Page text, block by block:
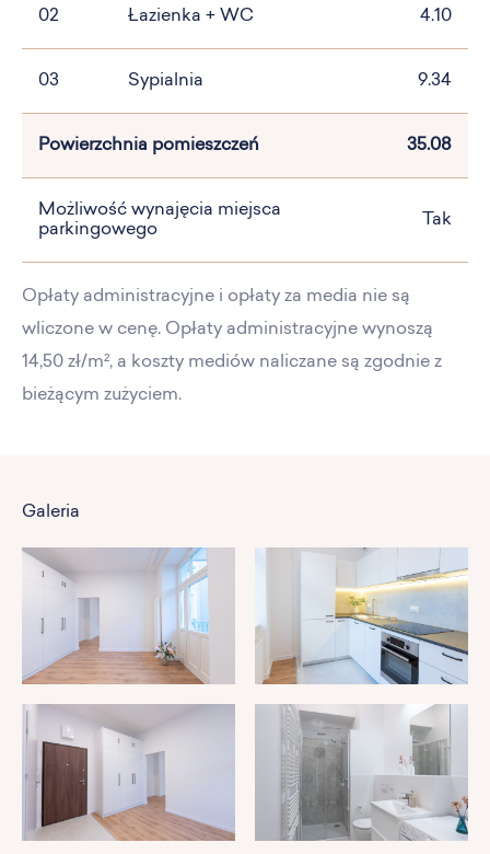
02 Łazienka + WC 4.10
03 Sypialnia 9.34
Powierzchnia pomieszczeń 35.08
Możliwość wynajęcia miejsca
parkingowego
Tak
Opłaty administracyjne i opłaty za media nie są
wliczone w cenę. Opłaty administracyjne wynoszą
14,50 zł/m², a koszty mediów naliczane są zgodnie z
bieżącym zużyciem.
Galeria